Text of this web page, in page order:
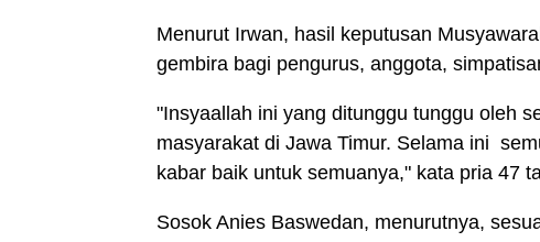
Menurut Irwan, hasil keputusan
gembira bagi pengurus, anggota,
"Insyaallah ini yang ditunggu tunggu oleh
masyarakat di Jawa Timur. Selama ini
kabar baik untuk semuanya," kata pria 47
Sosok Anies Baswedan, menurutnya,